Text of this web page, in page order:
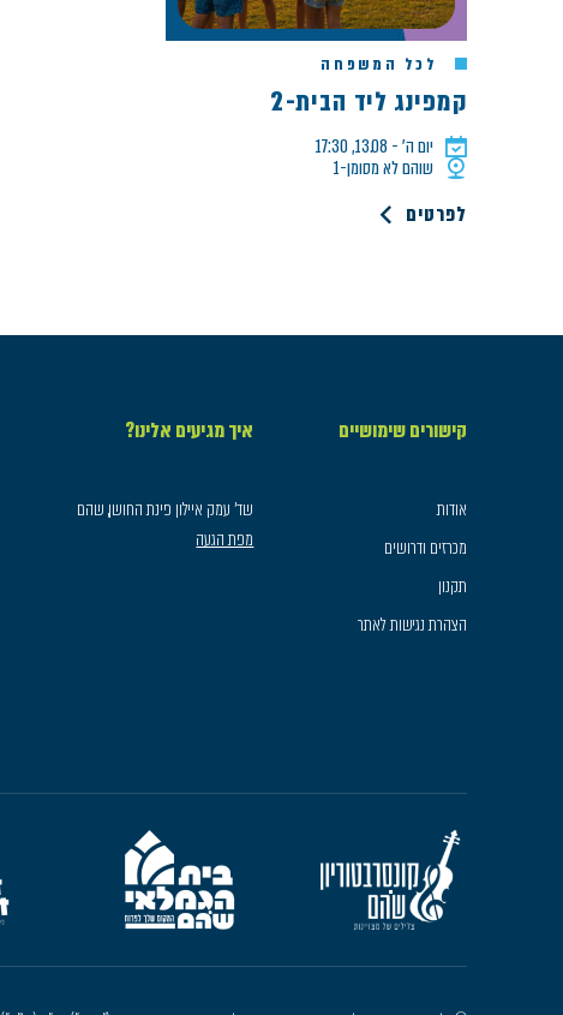
לכל המשפחה
קמפינג ליד הבית-2
יום ה׳ - 13.08, 17:30
שוהם לא מסומן-1
לפרטים
קישורים שימושיים
אודות
מכרזים ודרושים
תקנון
הצהרת נגישות לאתר
איך מגיעים אלינו?
שד׳ עמק איילון פינת החושן, שהם
מפת הגעה